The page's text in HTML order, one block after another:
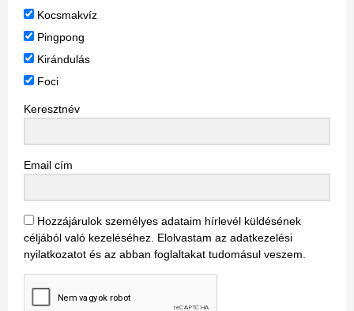
Kocsmakvíz
Pingpong
Kirándulás
Foci
Keresztnév
Email cím
Hozzájárulok személyes adataim hírlevél küldésének
céljából való kezeléséhez. Elolvastam az adatkezelési
nyilatkozatot és az abban foglaltakat tudomásul veszem.